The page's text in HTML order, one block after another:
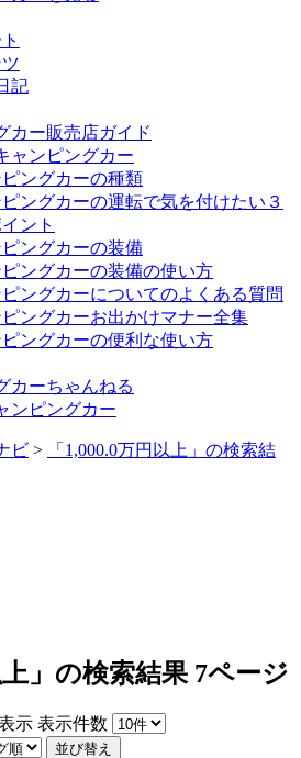
記
カー販売店ガイド
ャンピングカー
ングカーの種類
ングカーの運転で気を付けたい３
ント
ングカーの装備
ングカーの装備の使い方
ングカーについてのよくある質問
ングカーお出かけマナー全集
ングカーの便利な使い方
カーちゃんねる
ンピングカー
ビ >
「1,000.0万円以上」の検索結
上」の検索結果 7ページ
示 表示件数
並び替え